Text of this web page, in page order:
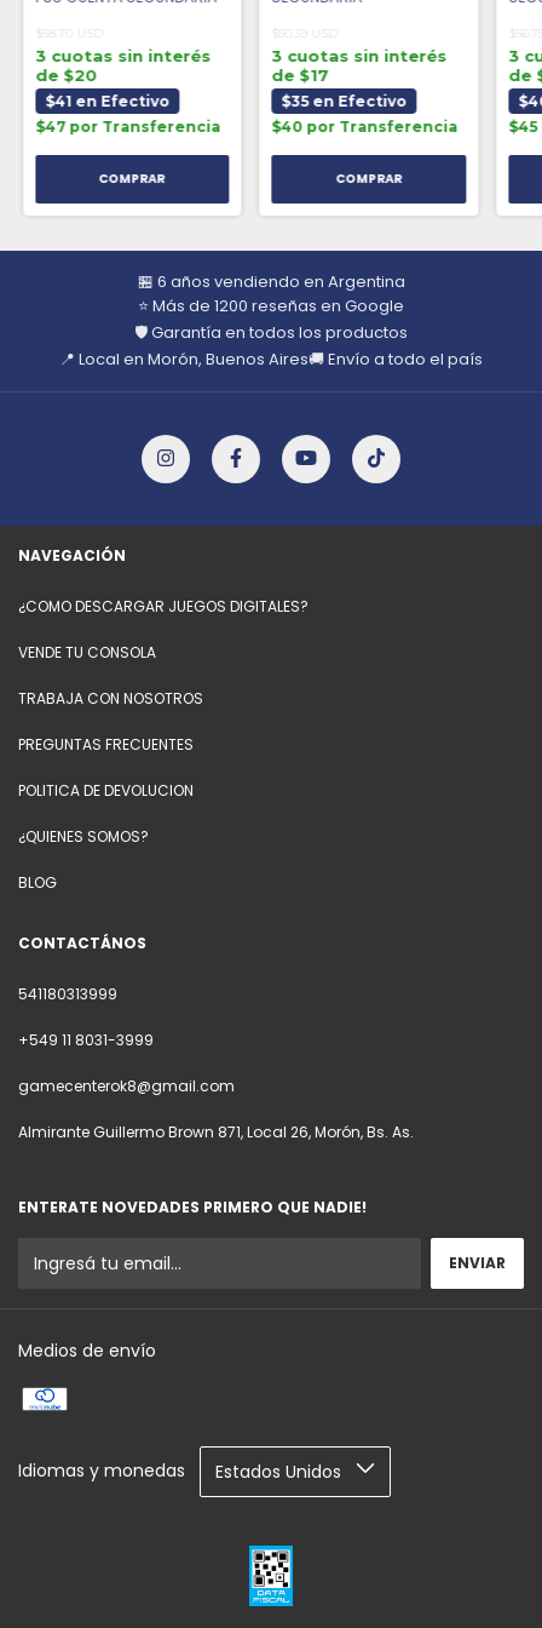
$58.70 USD
3 cuotas sin interés
de $20
$41 en Efectivo
$47 por Transferencia
$50.39 USD
3 cuotas sin interés
de $17
$35 en Efectivo
$40 por Transferencia
3
de
🏪 6 años vendiendo en Argentina
⭐ Más de 1200 reseñas en Google
🛡️ Garantía en todos los productos
📍 Local en Morón, Buenos Aires🚚 Envío a todo el país
NAVEGACIÓN
¿COMO DESCARGAR JUEGOS DIGITALES?
VENDE TU CONSOLA
TRABAJA CON NOSOTROS
PREGUNTAS FRECUENTES
POLITICA DE DEVOLUCION
¿QUIENES SOMOS?
BLOG
CONTACTÁNOS
541180313999
+549 11 8031-3999
gamecenterok8@gmail.com
Almirante Guillermo Brown 871, Local 26, Morón, Bs. As.
ENTERATE NOVEDADES PRIMERO QUE NADIE!
Medios de envío
Idiomas y monedas